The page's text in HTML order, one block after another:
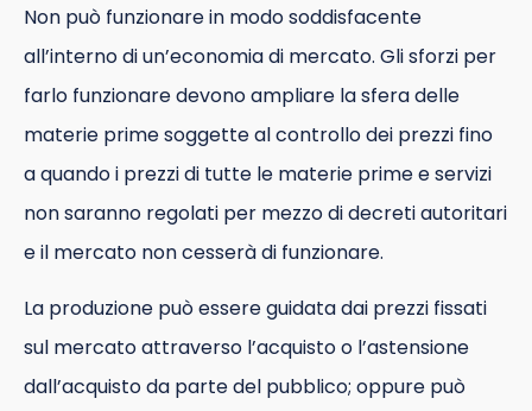
Non può funzionare in modo soddisfacente
all’interno di un’economia di mercato. Gli sforzi per
farlo funzionare devono ampliare la sfera delle
materie prime soggette al controllo dei prezzi fino
a quando i prezzi di tutte le materie prime e servizi
non saranno regolati per mezzo di decreti autoritari
e il mercato non cesserà di funzionare.
La produzione può essere guidata dai prezzi fissati
sul mercato attraverso l’acquisto o l’astensione
dall’acquisto da parte del pubblico; oppure può